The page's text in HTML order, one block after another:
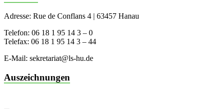
Adresse: Rue de Conflans 4 | 63457 Hanau
Telefon: 06 18 1 95 14 3 – 0
Telefax: 06 18 1 95 14 3 – 44
E-Mail: sekretariat@ls-hu.de
Auszeichnungen